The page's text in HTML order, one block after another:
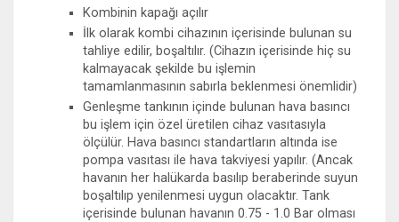
Kombinin kapağı açılır
İlk olarak kombi cihazının içerisinde bulunan su
tahliye edilir, boşaltılır. (Cihazın içerisinde hiç su
kalmayacak şekilde bu işlemin
tamamlanmasının sabırla beklenmesi önemlidir)
Genleşme tankının içinde bulunan hava basıncı
bu işlem için özel üretilen cihaz vasıtasıyla
ölçülür. Hava basıncı standartların altında ise
pompa vasıtası ile hava takviyesi yapılır. (Ancak
havanın her halükarda basılıp beraberinde suyun
boşaltılıp yenilenmesi uygun olacaktır. Tank
içerisinde bulunan havanın 0.75 - 1.0 Bar olması